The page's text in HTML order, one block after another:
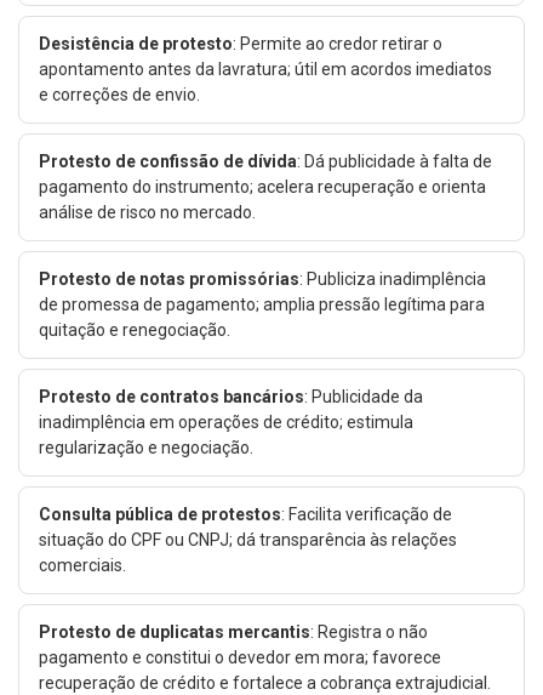
Desistência de protesto: Permite ao credor retirar o
apontamento antes da lavratura; útil em acordos imediatos
e correções de envio.
Protesto de confissão de dívida: Dá publicidade à falta de
pagamento do instrumento; acelera recuperação e orienta
análise de risco no mercado.
Protesto de notas promissórias: Publiciza inadimplência
de promessa de pagamento; amplia pressão legítima para
quitação e renegociação.
Protesto de contratos bancários: Publicidade da
inadimplência em operações de crédito; estimula
regularização e negociação.
Consulta pública de protestos: Facilita verificação de
situação do CPF ou CNPJ; dá transparência às relações
comerciais.
Protesto de duplicatas mercantis: Registra o não
pagamento e constitui o devedor em mora; favorece
recuperação de crédito e fortalece a cobrança extrajudicial.